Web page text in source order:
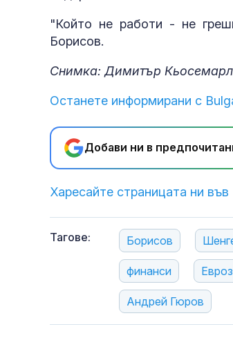
"Който не работи - не
Борисов.
Снимка: Димитър
Останете информирани с
Добави ни в
Харесайте страницата ни
Тагове: Борисов
финанси
Андрей Гюров